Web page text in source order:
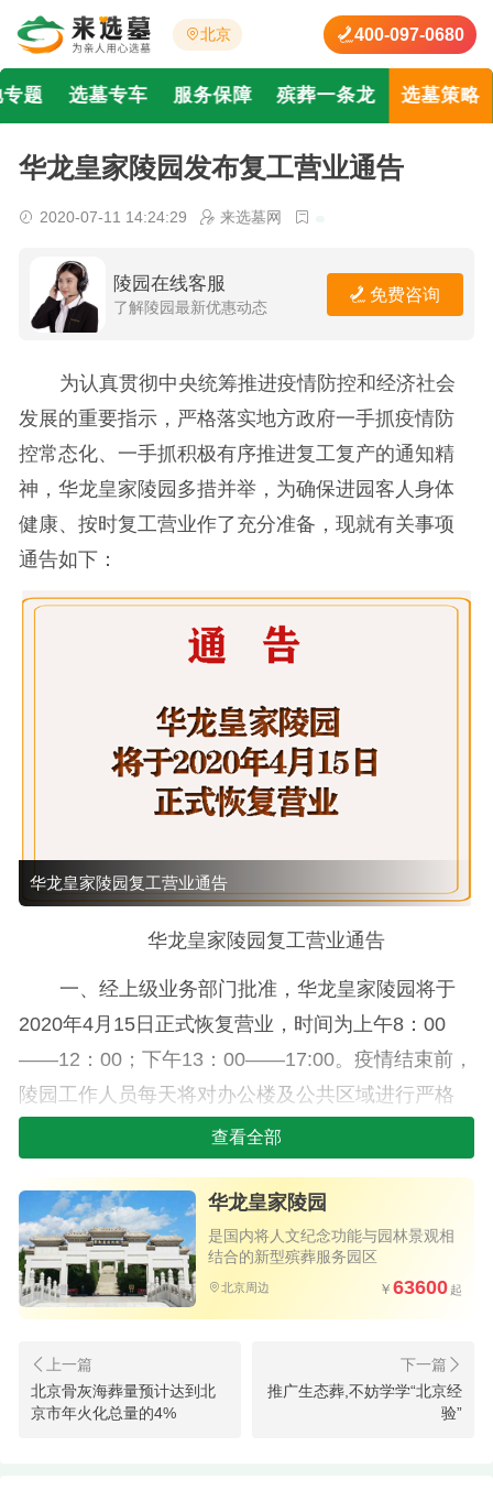
北京 400-097-0680
题 选墓专车 服务保障 殡葬一条龙 选墓策略
华龙皇家陵园发布复工营业通告
2020-07-11 14:24:29 来选墓网
陵园在线客服
了解陵园最新优惠动态
免费咨询
为认真贯彻中央统筹推进疫情防控和经济社会
发展的重要指示，严格落实地方政府一手抓疫情防
控常态化、一手抓积极有序推进复工复产的通知精
神，华龙皇家陵园多措并举，为确保进园客人身体
健康、按时复工营业作了充分准备，现就有关事项
通告如下：
华龙皇家陵园复工营业通告
华龙皇家陵园复工营业通告
一、经上级业务部门批准，华龙皇家陵园将于
2020年4月15日正式恢复营业，时间为上午8：00
——12：00；下午13：00——17:00。疫情结束前，
陵园工作人员每天将对办公楼及公共区域进行严格
消毒，确保万无一失。
二、进入陵园人员，必须配带口罩，接受体温
检测，并配合工作人员登记相关信息，体温低于摄
氏37度方可进园。
三、陵园内所有人员尽量分散步行，需要交流
四、业务接待，原则上同一批次访客不得超过3
人；在接待大厅洽谈时，由业务人员与客户代表一
查看全部
华龙皇家陵园
是国内将人文纪念功能与园林景观相
结合的新型殡葬服务园区
北京周边 63600
北京骨灰海葬量预计达到北
京市年火化总量的4%
推广生态葬,不妨学学“北京经
验”